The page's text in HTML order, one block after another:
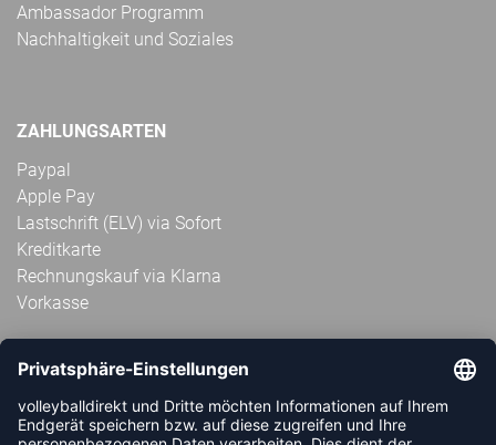
Ambassador Programm
Nachhaltigkeit und Soziales
ZAHLUNGSARTEN
Paypal
Apple Pay
Lastschrift (ELV) via Sofort
Kreditkarte
Rechnungskauf via Klarna
Vorkasse
ABONNIERE JETZT DEN KOSTENLOSEN
VOLLEYBALLDIREKT-NEWSLETTER UND VERPASSE KEINE
NEUIGKEIT ODER AKTION MEHR.